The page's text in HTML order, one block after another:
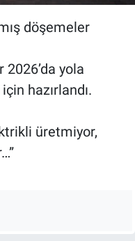
döşemeler
yola
hazırlandı.
üretmiyor,